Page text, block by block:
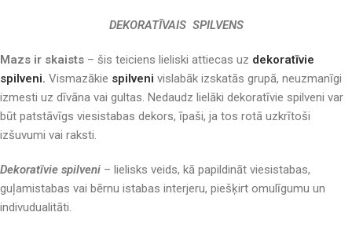
DEKORATĪVAIS SPILVENS
Mazs ir skaists – šis teiciens lieliski attiecas uz dekoratīvie
spilveni. Vismazākie spilveni vislabāk izskatās grupā, neuzmanīgi
izmesti uz dīvāna vai gultas. Nedaudz lielāki dekoratīvie spilveni var
būt patstāvīgs viesistabas dekors, īpaši, ja tos rotā uzkrītoši
izšuvumi vai raksti.
Dekoratīvie spilveni – lielisks veids, kā papildināt viesistabas,
guļamistabas vai bērnu istabas interjeru, piešķirt omulīgumu un
indivudualitāti.